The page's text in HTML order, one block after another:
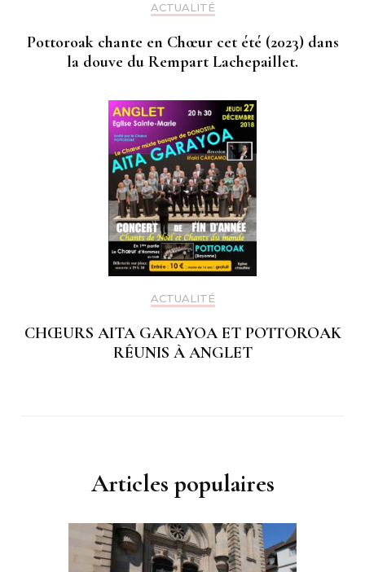
ACTUALITÉ
Pottoroak chante en Chœur cet été (2023) dans
la douve du Rempart Lachepaillet.
ACTUALITÉ
CHŒURS AITA GARAYOA ET POTTOROAK
RÉUNIS À ANGLET
Articles populaires